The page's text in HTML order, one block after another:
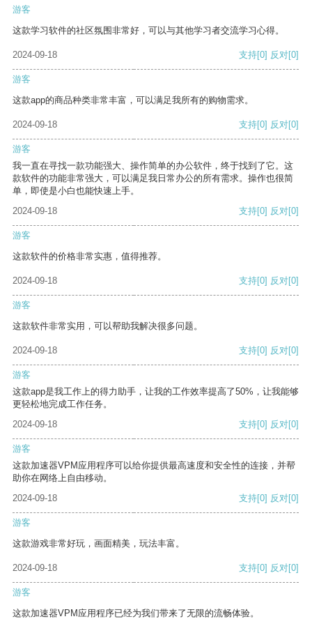
游客
这款学习软件的社区氛围非常好，可以与其他学习者交流学习心得。
2024-09-18 支持[0] 反对[0]
游客
这款app的商品种类非常丰富，可以满足我所有的购物需求。
2024-09-18 支持[0] 反对[0]
游客
我一直在寻找一款功能强大、操作简单的办公软件，终于找到了它。这
款软件的功能非常强大，可以满足我日常办公的所有需求。操作也很简
单，即使是小白也能快速上手。
2024-09-18
支持[0] 反对[0]
游客
这款软件的价格非常实惠，值得推荐。
2024-09-18 支持[0] 反对[0]
游客
这款软件非常实用，可以帮助我解决很多问题。
2024-09-18 支持[0] 反对[0]
游客
这款app是我工作上的得力助手，让我的工作效率提高了50%，让我能够
更轻松地完成工作任务。
2024-09-18
支持[0] 反对[0]
游客
这款加速器VPM应用程序可以给你提供最高速度和安全性的连接，并帮
助你在网络上自由移动。
2024-09-18
支持[0] 反对[0]
游客
这款游戏非常好玩，画面精美，玩法丰富。
2024-09-18 支持[0] 反对[0]
游客
这款加速器VPM应用程序已经为我们带来了无限的流畅体验。